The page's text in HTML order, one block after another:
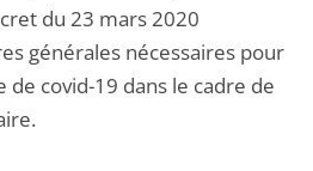
du 23 mars 2020
générales nécessaires pour
covid-19 dans le cadre de